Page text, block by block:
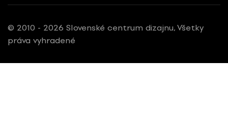
© 2010 - 2026 Slovenské centrum dizajnu, Všetky
práva vyhradené